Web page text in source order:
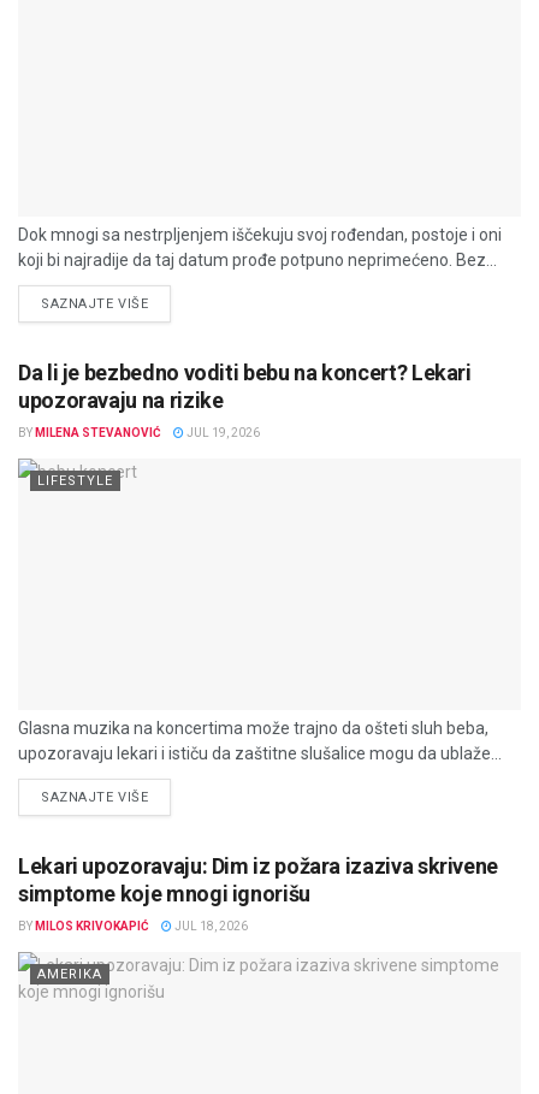
Dok mnogi sa nestrpljenjem iščekuju svoj rođendan, postoje i oni
koji bi najradije da taj datum prođe potpuno neprimećeno. Bez...
SAZNAJTE VIŠEDETAILS
Da li je bezbedno voditi bebu na koncert? Lekari
upozoravaju na rizike
BY MILENA STEVANOVIĆ JUL 19, 2026
LIFESTYLE
Glasna muzika na koncertima može trajno da ošteti sluh beba,
upozoravaju lekari i ističu da zaštitne slušalice mogu da ublaže...
SAZNAJTE VIŠEDETAILS
Lekari upozoravaju: Dim iz požara izaziva skrivene
simptome koje mnogi ignorišu
BY MILOS KRIVOKAPIĆ JUL 18, 2026
AMERIKA